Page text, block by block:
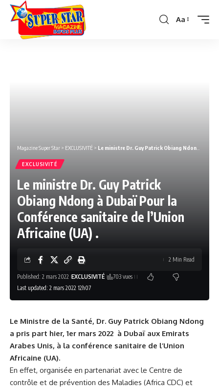
Font
Aa
Magazine Super Star > EXCLUSIVITÉ > Le ministre Dr. Guy Patrick Obiang Ndong à Dubaï Pour la Conférence sanitaire de l’Union Africaine (UA) .
EXCLUSIVITÉ
Le ministre Dr. Guy Patrick
Obiang Ndong à Dubaï Pour la
Conférence sanitaire de l’Union
Africaine (UA) .
Last updated: 2 mars 2022 12h07
Published: 2 mars 2022 EXCLUSIVITÉ 703 vues
2 Min Read
Le Ministre de la Santé, Dr. Guy Patrick Obiang Ndong
a pris part hier, 1er mars 2022 à Dubaï aux Emirats
Arabes Unis, à la conférence sanitaire de l’Union
Africaine (UA).
En effet, organisée en partenariat avec le Centre de
contrôle et de prévention des Maladies (Africa CDC) et